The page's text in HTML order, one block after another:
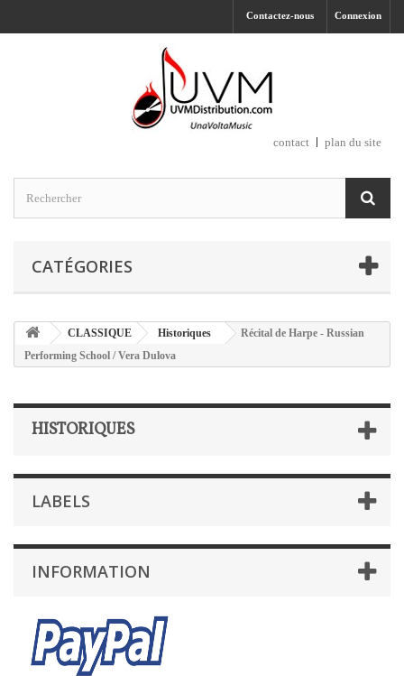
Connexion
Contactez-nous
contact plan du site
CATÉGORIES
CLASSIQUE Historiques
Récital de Harpe - Russian
Performing School / Vera Dulova
HISTORIQUES
LABELS
INFORMATION